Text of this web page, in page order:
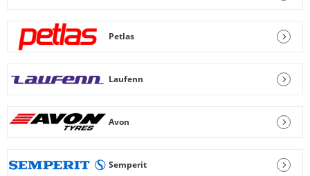
Petlas
Laufenn
Avon
Semperit